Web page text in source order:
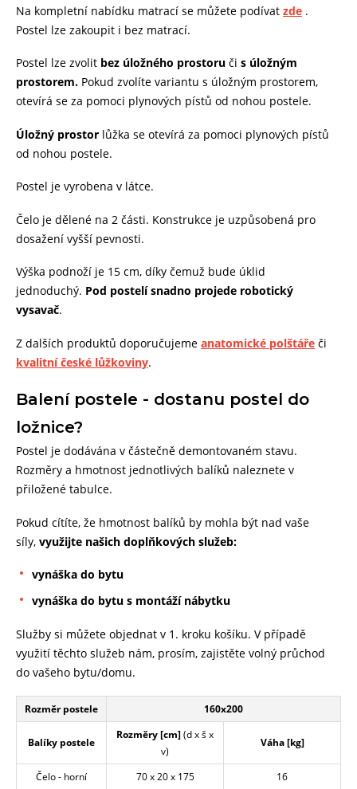
Na kompletní nabídku matrací se můžete podívat zde .
Postel lze zakoupit i bez matrací.
Postel lze zvolit bez úložného prostoru či s úložným
prostorem. Pokud zvolíte variantu s úložným prostorem,
otevírá se za pomoci plynových pístů od nohou postele.
Úložný prostor lůžka se otevírá za pomoci plynových pístů
od nohou postele.
Postel je vyrobena v látce.
Čelo je dělené na 2 části. Konstrukce je uzpůsobená pro
dosažení vyšší pevnosti.
Výška podnoží je 15 cm, díky čemuž bude úklid
jednoduchý. Pod postelí snadno projede robotický
vysavač.
Z dalších produktů doporučujeme anatomické polštáře či
kvalitní české lůžkoviny.
Balení postele - dostanu postel do
ložnice?
Postel je dodávána v částečně demontovaném stavu.
Rozměry a hmotnost jednotlivých balíků naleznete v
přiložené tabulce.
Pokud cítíte, že hmotnost balíků by mohla být nad vaše
síly, využijte našich doplňkových služeb:
vynáška do bytu
vynáška do bytu s montáží nábytku
Služby si můžete objednat v 1. kroku košíku. V případě
využití těchto služeb nám, prosím, zajistěte volný průchod
do vašeho bytu/domu.
Rozměr postele 160x200
Balíky postele
Rozměry [cm](d x š x
v)
Váha [kg]
Čelo - horní 70 x 20 x 175
16